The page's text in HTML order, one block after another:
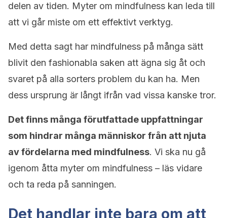
delen av tiden. Myter om mindfulness kan leda till
att vi går miste om ett effektivt verktyg.
Med detta sagt har mindfulness på många sätt
blivit den fashionabla saken att ägna sig åt och
svaret på alla sorters problem du kan ha. Men
dess ursprung är långt ifrån vad vissa kanske tror.
Det finns många förutfattade uppfattningar
som hindrar många människor från att njuta
av fördelarna med mindfulness. Vi ska nu gå
igenom åtta myter om mindfulness – läs vidare
och ta reda på sanningen.
Det handlar inte bara om att